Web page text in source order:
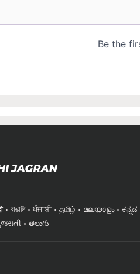
বাঙালি ਪੰਜਾਬੀ தமிழ் മലയാളം
ಕನ್ನಡ
తెలుగు